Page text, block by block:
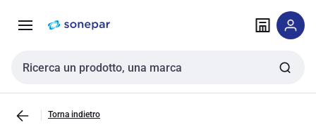
navigazione alla
Cerca input
Torna indietro